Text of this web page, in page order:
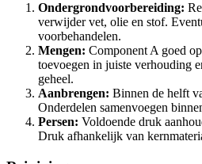
Ondergrondvoorbereiding:
verwijder vet, olie en stof.
voorbehandelen.
Mengen: Component A goed
toevoegen in juiste verhouding
geheel.
Aanbrengen: Binnen de helft
Onderdelen samenvoegen
Persen: Voldoende druk
Druk afhankelijk van